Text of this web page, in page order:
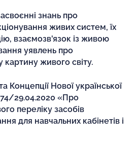
знань про
живих систем, їх
взаємозв'язок із живою
уявлень про
живого світу.
Концепції Нової української
29.04.2020 «Про
переліку засобів
для навчальних кабінетів і